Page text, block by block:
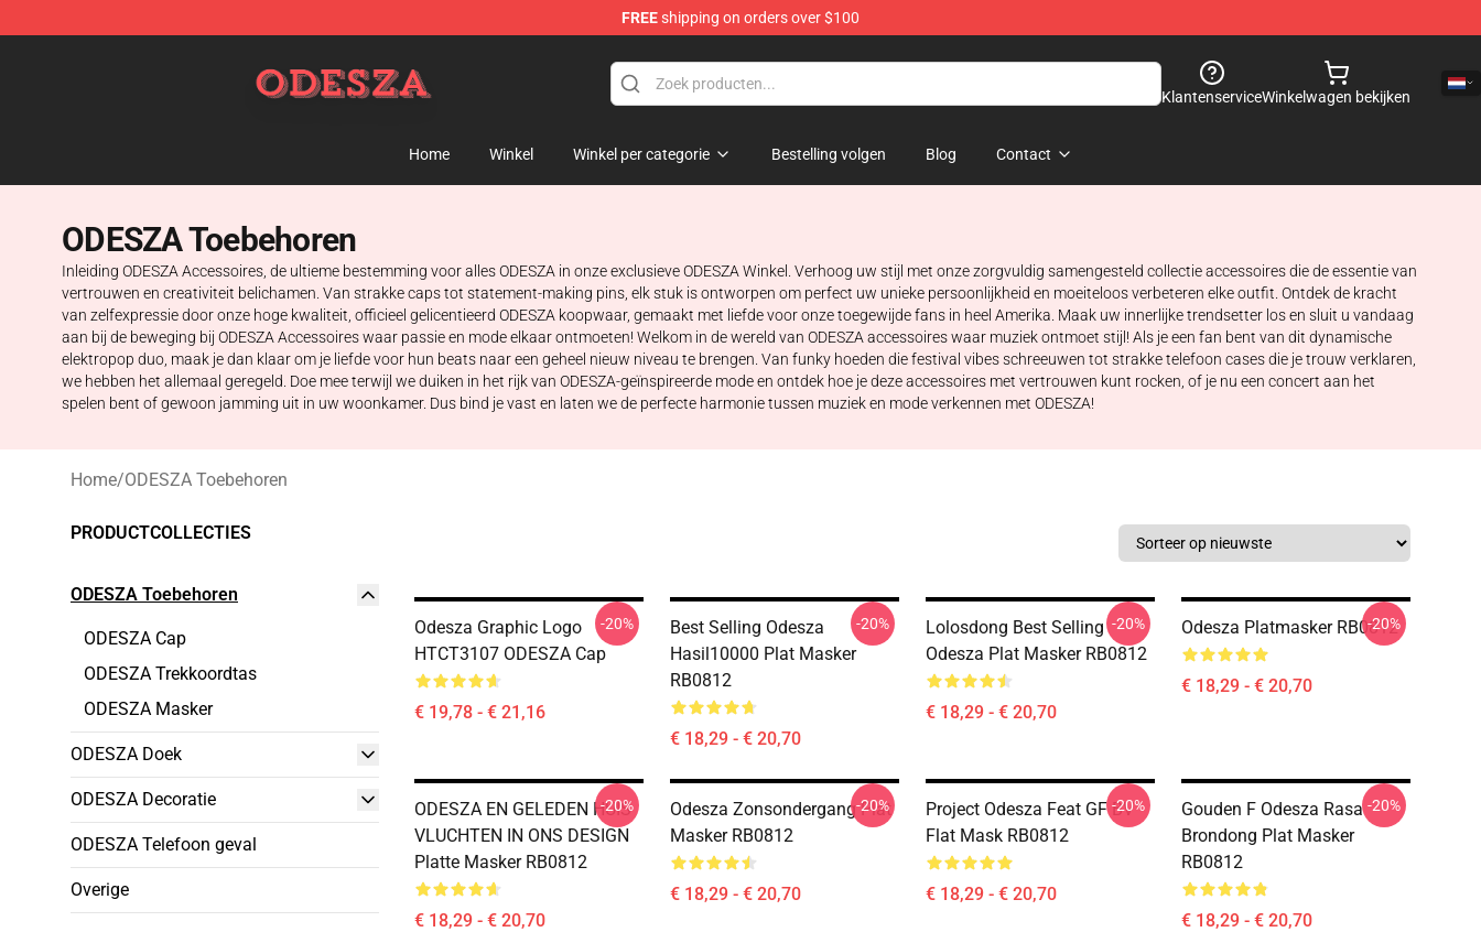
FREEshipping on orders over $100
KlantenserviceWinkelwagen bekijken
Home Winkel Winkel per categorie Bestelling volgen Blog Contact
ODESZA Toebehoren
Inleiding ODESZA Accessoires, de ultieme bestemming voor alles ODESZA in onze exclusieve ODESZA Winkel. Verhoog uw stijl met onze zorgvuldig samengesteld collectie accessoires die de essentie van
vertrouwen en creativiteit belichamen. Van strakke caps tot statement-making pins, elk stuk is ontworpen om perfect uw unieke persoonlijkheid en moeiteloos verbeteren elke outfit. Ontdek de kracht
van zelfexpressie door onze hoge kwaliteit, officieel gelicentieerd ODESZA koopwaar, gemaakt met liefde voor onze toegewijde fans in heel Amerika. Maak uw innerlijke trendsetter los en sluit u vandaag
aan bij de beweging bij ODESZA Accessoires waar passie en mode elkaar ontmoeten! Welkom in de wereld van ODESZA accessoires waar muziek ontmoet stijl! Als je een fan bent van dit dynamische
elektropop duo, maak je dan klaar om je liefde voor hun beats naar een geheel nieuw niveau te brengen. Van funky hoeden die festival vibes schreeuwen tot strakke telefoon cases die je trouw verklaren,
we hebben het allemaal geregeld. Doe mee terwijl we duiken in het rijk van ODESZA-geïnspireerde mode en ontdek hoe je deze accessoires met vertrouwen kunt rocken, of je nu een concert aan het
spelen bent of gewoon jamming uit in uw woonkamer. Dus bind je vast en laten we de perfecte harmonie tussen muziek en mode verkennen met ODESZA!
Home/ODESZA Toebehoren
PRODUCTCOLLECTIES
ODESZA Toebehoren
ODESZA Cap
ODESZA Trekkoordtas
ODESZA Masker
ODESZA Doek
ODESZA Decoratie
ODESZA Telefoon geval
Overige
Odesza Graphic Logo
HTCT3107 ODESZA Cap
€ 19,78 - € 21,16
-20%
Best Selling Odesza
Hasil10000 Plat Masker
RB0812
€ 18,29 - € 20,70
-20%
Lolosdong Best Selling
Odesza Plat Masker RB0812
€ 18,29 - € 20,70
-20% Odesza Platmasker RB0812
€ 18,29 - € 20,70
-20%
ODESZA EN GELEDEN HUIS
VLUCHTEN IN ONS DESIGN
Platte Masker RB0812
€ 18,29 - € 20,70
-20%
Odesza Zonsondergang Plat
Masker RB0812
€ 18,29 - € 20,70
-20%
Project Odesza Feat GF BV
Flat Mask RB0812
€ 18,29 - € 20,70
-20%
Gouden F Odesza Rasa
Brondong Plat Masker
RB0812
€ 18,29 - € 20,70
-20%